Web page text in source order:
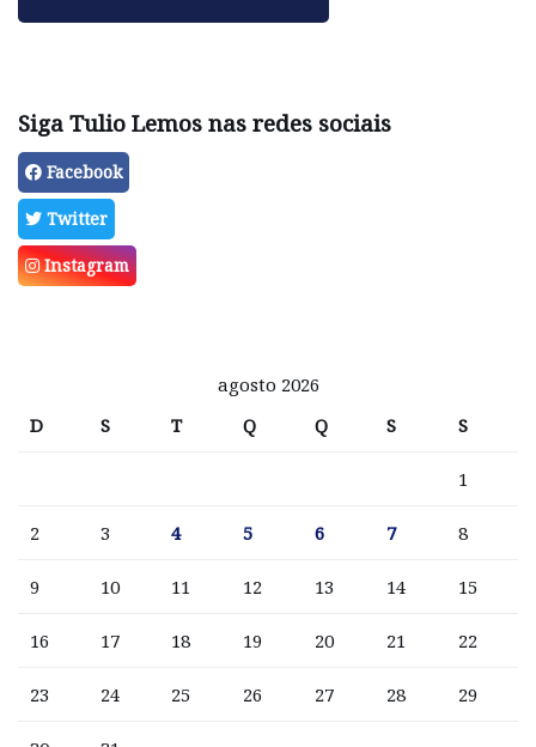
Siga Tulio Lemos nas redes sociais
Facebook
Twitter
Instagram
agosto 2026
D
S T Q Q S S
1
2 3 4 5 6 7 8
9 10 11 12 13 14 15
16 17 18 19 20 21 22
23 24 25 26 27 28 29